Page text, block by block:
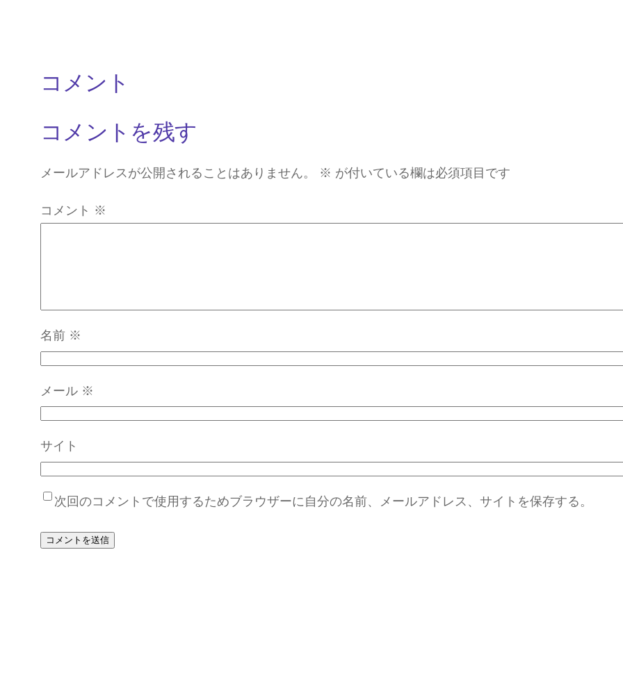
コメント
コメントを残す
メールアドレスが公開されることはありません。 ※ が付いている欄は必須項目です
コメント ※
名前 ※
メール ※
サイト
次回のコメントで使用するためブラウザーに自分の名前、メールアドレス、サイトを保存する。